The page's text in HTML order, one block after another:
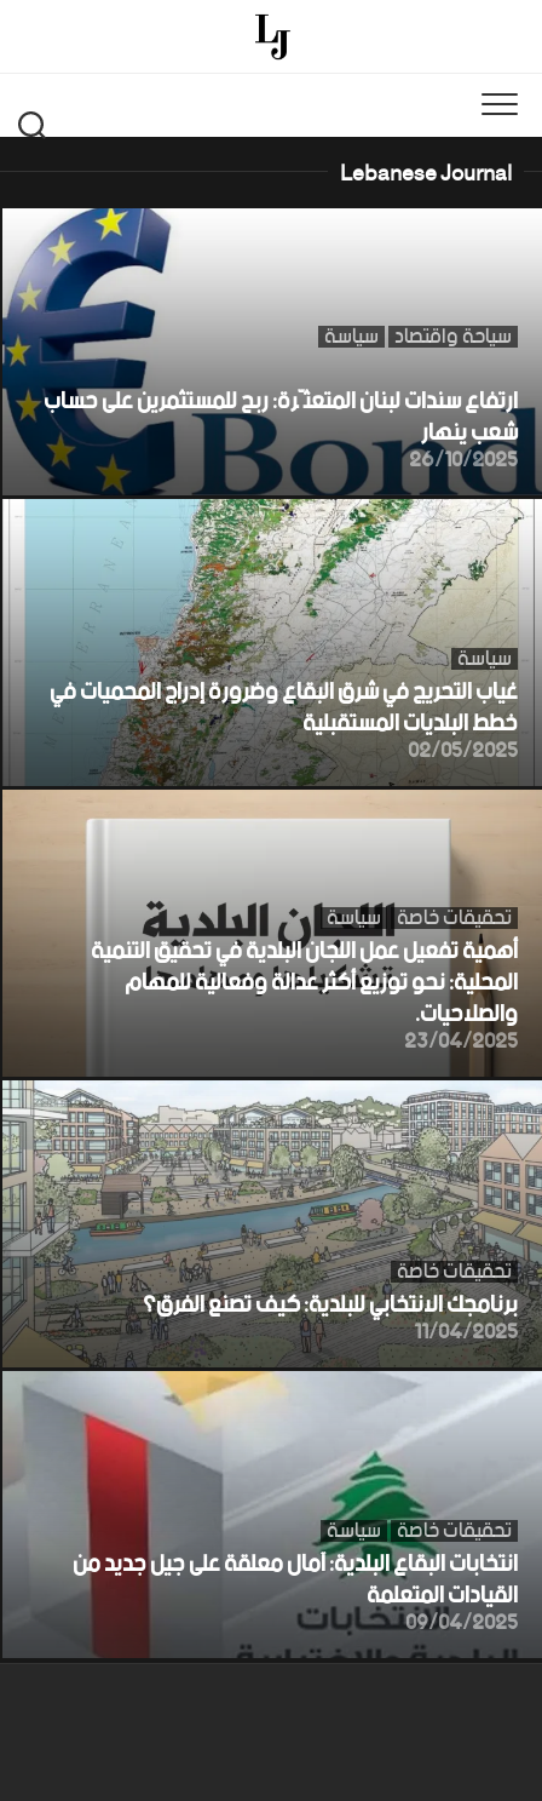
Lebanese Journal
سياحة واقتصاد سياسة
ارتفاع سندات لبنان المتعثّرة: ربح للمستثمرين على حساب
شعب ينهار
26/10/2025
سياسة
غياب التحريج في شرق البقاع وضرورة إدراج المحميات في
خطط البلديات المستقبلية
02/05/2025
تحقيقات خاصة سياسة
أهمية تفعيل عمل اللجان البلدية في تحقيق التنمية
المحلية: نحو توزيع أكثر عدالة وفعالية للمهام
والصلاحيات.
23/04/2025
تحقيقات خاصة
برنامجك الانتخابي للبلدية: كيف تصنع الفرق؟
11/04/2025
تحقيقات خاصة سياسة
انتخابات البقاع البلدية: آمال معلقة على جيل جديد من
القيادات المتعلمة
09/04/2025